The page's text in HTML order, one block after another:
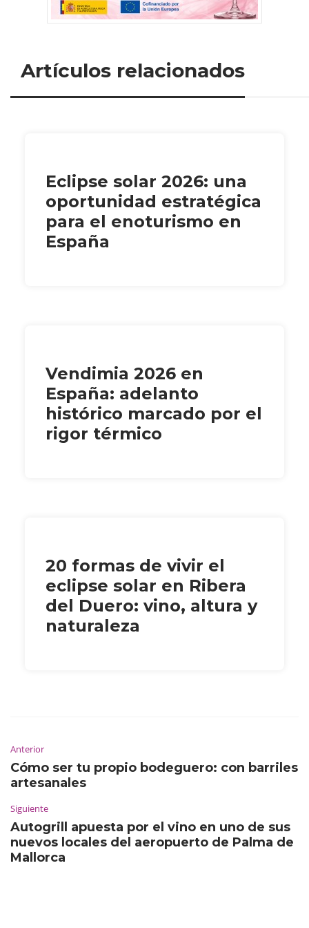
Artículos relacionados
Eclipse solar 2026: una
oportunidad estratégica
para el enoturismo en
España
Vendimia 2026 en
España: adelanto
histórico marcado por el
rigor térmico
20 formas de vivir el
eclipse solar en Ribera
del Duero: vino, altura y
naturaleza
Anterior
Cómo ser tu propio bodeguero: con barriles
artesanales
Siguiente
Autogrill apuesta por el vino en uno de sus
nuevos locales del aeropuerto de Palma de
Mallorca